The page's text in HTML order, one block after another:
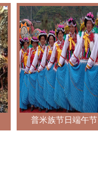
普米族节日端午节